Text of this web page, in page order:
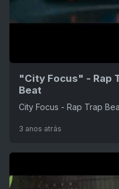
"City Focus" - Rap
Beat
City Focus - Rap Trap
3 anos atrás